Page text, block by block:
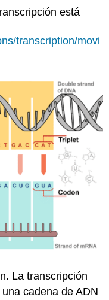
está
transcription/movi
La transcripción
cadena de ADN